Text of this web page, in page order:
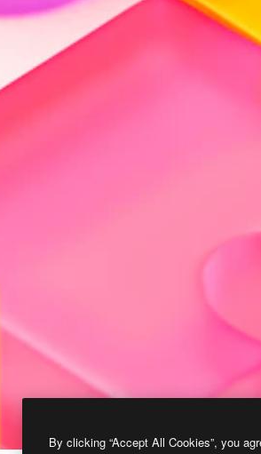
By clicking “Accept All Cookies”, you